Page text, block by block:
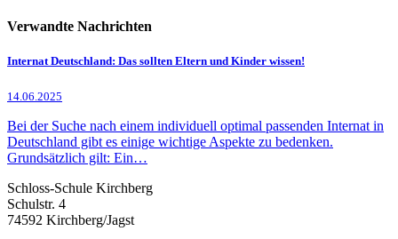
Verwandte Nachrichten
Internat Deutschland: Das sollten Eltern und Kinder wissen!
14.06.2025
Bei der Suche nach einem individuell optimal passenden Internat in
Deutschland gibt es einige wichtige Aspekte zu bedenken.
Grundsätzlich gilt: Ein…
Schloss-Schule Kirchberg
Schulstr. 4
74592 Kirchberg/Jagst